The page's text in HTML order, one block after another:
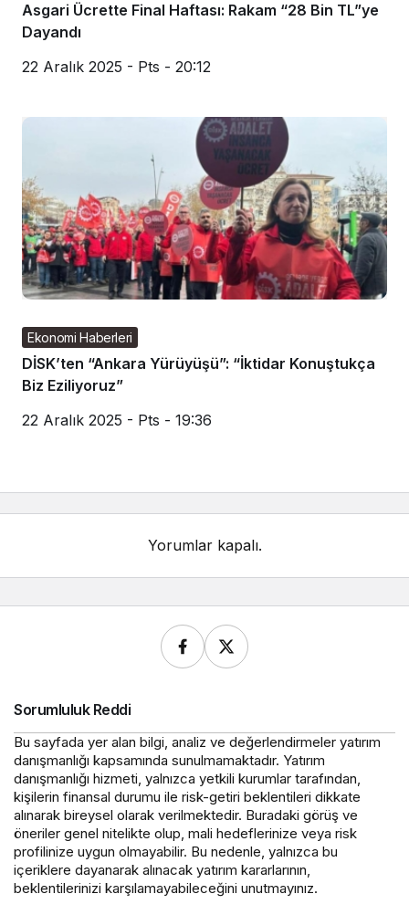
Asgari Ücrette Final Haftası: Rakam “28 Bin TL”ye
Dayandı
22 Aralık 2025 - Pts - 20:12
Ekonomi Haberleri
DİSK’ten “Ankara Yürüyüşü”: “İktidar Konuştukça
Biz Eziliyoruz”
22 Aralık 2025 - Pts - 19:36
Yorumlar kapalı.
Sorumluluk Reddi
Bu sayfada yer alan bilgi, analiz ve değerlendirmeler yatırım
danışmanlığı kapsamında sunulmamaktadır. Yatırım
danışmanlığı hizmeti, yalnızca yetkili kurumlar tarafından,
kişilerin finansal durumu ile risk-getiri beklentileri dikkate
alınarak bireysel olarak verilmektedir. Buradaki görüş ve
öneriler genel nitelikte olup, mali hedeflerinize veya risk
profilinize uygun olmayabilir. Bu nedenle, yalnızca bu
içeriklere dayanarak alınacak yatırım kararlarının,
beklentilerinizi karşılamayabileceğini unutmayınız.